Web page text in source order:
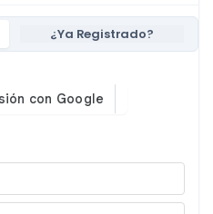
¿Ya Registrado?